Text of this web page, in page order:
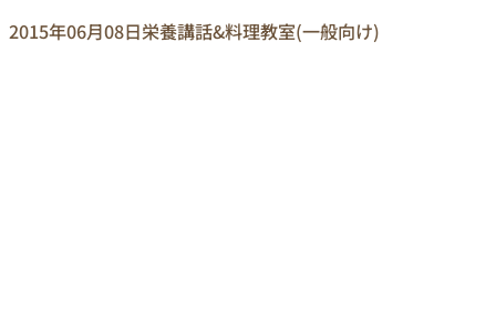
2015年06月08日栄養講話&料理教室(一般向け)